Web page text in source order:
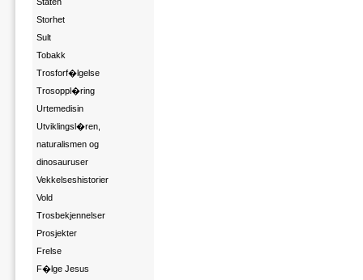
Storhet
Sult
Tobakk
Trosforf�lgelse
Trosoppl�ring
Urtemedisin
Utviklingsl�ren,
naturalismen og
dinosauruser
Vekkelseshistorier
Vold
Trosbekjennelser
Prosjekter
Frelse
F�lge Jesus